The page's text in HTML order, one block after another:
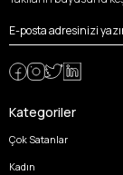
Kategoriler
Çok Satanlar
Kadın